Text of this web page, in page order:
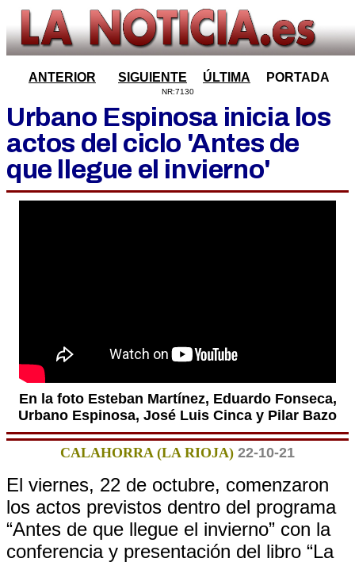
ANTERIOR SIGUIENTE ÚLTIMA PORTADA
NR:7130
Urbano Espinosa inicia los
actos del ciclo 'Antes de
que llegue el invierno'
En la foto Esteban Martínez, Eduardo Fonseca,
Urbano Espinosa, José Luis Cinca y Pilar Bazo
CALAHORRA (LA RIOJA) 22-10-21
El viernes, 22 de octubre, comenzaron
los actos previstos dentro del programa
“Antes de que llegue el invierno” con la
conferencia y presentación del libro “La